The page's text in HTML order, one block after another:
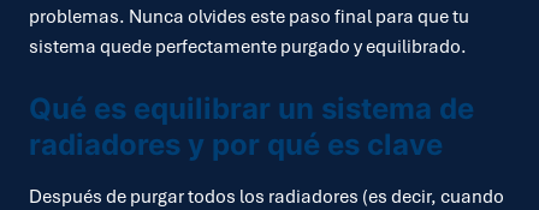
problemas. Nunca olvides este paso final para que tu
sistema quede perfectamente purgado y equilibrado.
Qué es equilibrar un sistema de
radiadores y por qué es clave
Después de purgar todos los radiadores (es decir, cuando